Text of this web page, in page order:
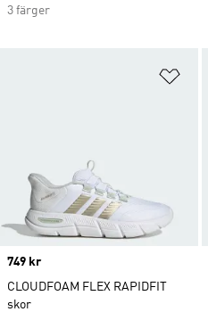
3 färger
Price
749 kr
CLOUDFOAM FLEX RAPIDFIT
skor